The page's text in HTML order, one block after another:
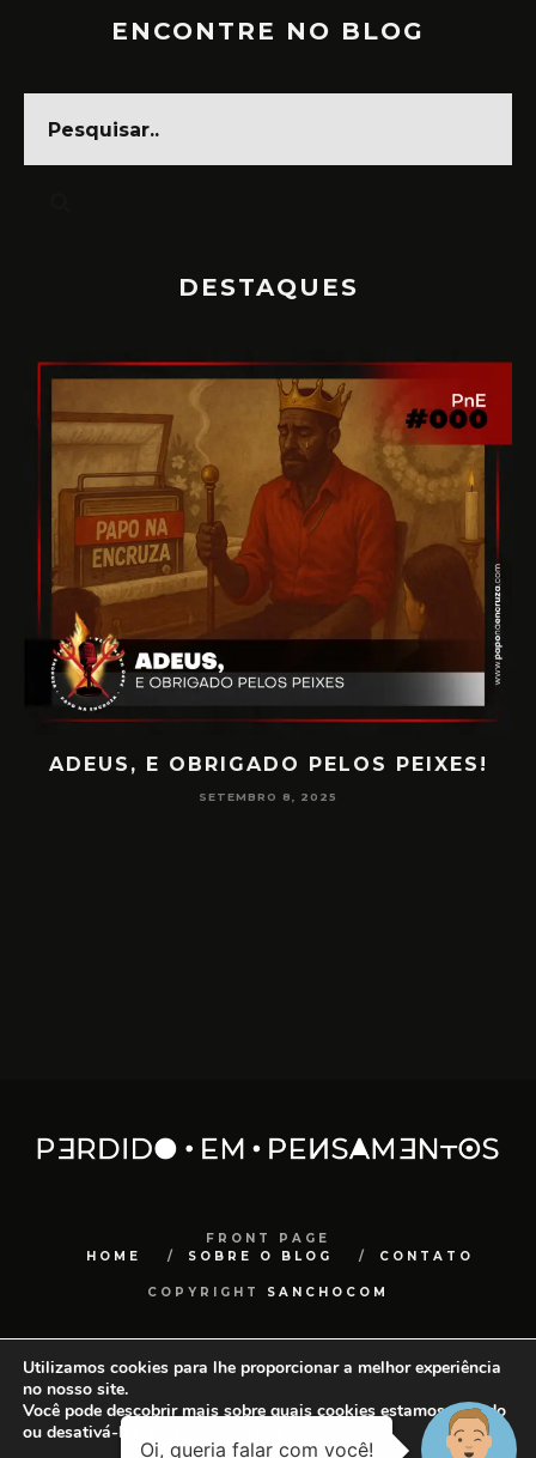
ENCONTRE NO BLOG
DESTAQUES
ADEUS, E OBRIGADO PELOS PEIXES!
SETEMBRO 8, 2025
FRONT PAGE
HOME
SOBRE O BLOG CONTATO
COPYRIGHT SANCHOCOM
Utilizamos cookies para lhe proporcionar a melhor experiência
no nosso site.
Você pode descobrir mais sobre quais cookies estamos usando
ou desativá-los em